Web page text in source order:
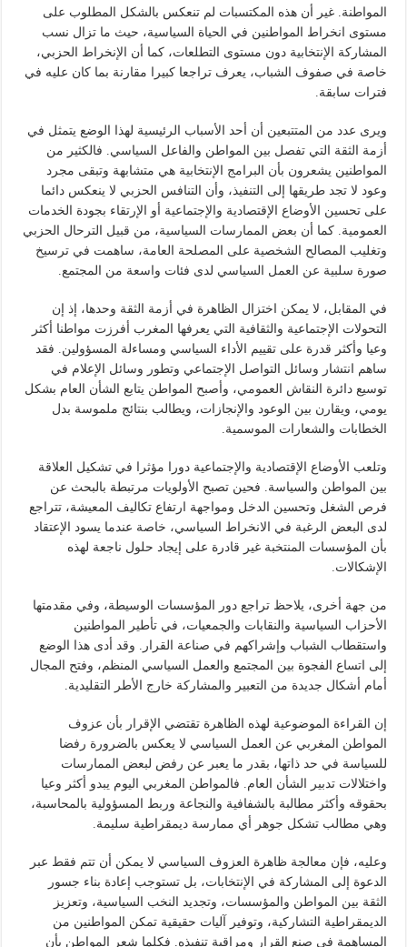
المواطنة. غير أن هذه المكتسبات لم تنعكس بالشكل المطلوب على
مستوى انخراط المواطنين في الحياة السياسية، حيث ما تزال نسب
المشاركة الإنتخابية دون مستوى التطلعات، كما أن الإنخراط الحزبي،
خاصة في صفوف الشباب، يعرف تراجعا كبيرا مقارنة بما كان عليه في
فترات سابقة.
ويرى عدد من المتتبعين أن أحد الأسباب الرئيسية لهذا الوضع يتمثل في
أزمة الثقة التي تفصل بين المواطن والفاعل السياسي. فالكثير من
المواطنين يشعرون بأن البرامج الإنتخابية هي متشابهة وتبقى مجرد
وعود لا تجد طريقها إلى التنفيذ، وأن التنافس الحزبي لا ينعكس دائما
على تحسين الأوضاع الإقتصادية والإجتماعية أو الإرتقاء بجودة الخدمات
العمومية. كما أن بعض الممارسات السياسية، من قبيل الترحال الحزبي
وتغليب المصالح الشخصية على المصلحة العامة، ساهمت في ترسيخ
صورة سلبية عن العمل السياسي لدى فئات واسعة من المجتمع.
في المقابل، لا يمكن اختزال الظاهرة في أزمة الثقة وحدها، إذ إن
التحولات الإجتماعية والثقافية التي يعرفها المغرب أفرزت مواطنا أكثر
وعيا وأكثر قدرة على تقييم الأداء السياسي ومساءلة المسؤولين. فقد
ساهم انتشار وسائل التواصل الإجتماعي وتطور وسائل الإعلام في
توسيع دائرة النقاش العمومي، وأصبح المواطن يتابع الشأن العام بشكل
يومي، ويقارن بين الوعود والإنجازات، ويطالب بنتائج ملموسة بدل
الخطابات والشعارات الموسمية.
وتلعب الأوضاع الإقتصادية والإجتماعية دورا مؤثرا في تشكيل العلاقة
بين المواطن والسياسة. فحين تصبح الأولويات مرتبطة بالبحث عن
فرص الشغل وتحسين الدخل ومواجهة ارتفاع تكاليف المعيشة، تتراجع
لدى البعض الرغبة في الانخراط السياسي، خاصة عندما يسود الإعتقاد
بأن المؤسسات المنتخبة غير قادرة على إيجاد حلول ناجعة لهذه
الإشكالات.
من جهة أخرى، يلاحظ تراجع دور المؤسسات الوسيطة، وفي مقدمتها
الأحزاب السياسية والنقابات والجمعيات، في تأطير المواطنين
واستقطاب الشباب وإشراكهم في صناعة القرار. وقد أدى هذا الوضع
إلى اتساع الفجوة بين المجتمع والعمل السياسي المنظم، وفتح المجال
أمام أشكال جديدة من التعبير والمشاركة خارج الأطر التقليدية.
إن القراءة الموضوعية لهذه الظاهرة تقتضي الإقرار بأن عزوف
المواطن المغربي عن العمل السياسي لا يعكس بالضرورة رفضا
للسياسة في حد ذاتها، بقدر ما يعبر عن رفض لبعض الممارسات
واختلالات تدبير الشأن العام. فالمواطن المغربي اليوم يبدو أكثر وعيا
بحقوقه وأكثر مطالبة بالشفافية والنجاعة وربط المسؤولية بالمحاسبة،
وهي مطالب تشكل جوهر أي ممارسة ديمقراطية سليمة.
وعليه، فإن معالجة ظاهرة العزوف السياسي لا يمكن أن تتم فقط عبر
الدعوة إلى المشاركة في الإنتخابات، بل تستوجب إعادة بناء جسور
الثقة بين المواطن والمؤسسات، وتجديد النخب السياسية، وتعزيز
الديمقراطية التشاركية، وتوفير آليات حقيقية تمكن المواطنين من
المساهمة في صنع القرار ومراقبة تنفيذه. فكلما شعر المواطن بأن